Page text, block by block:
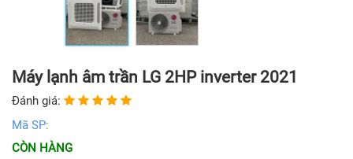
Máy lạnh âm trần LG 2HP inverter 2021
Đánh giá:
Mã SP:
CÒN HÀNG